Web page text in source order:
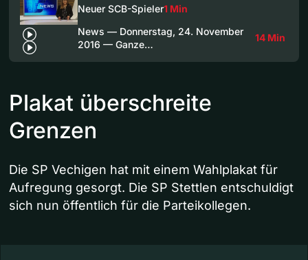
Neuer SCB-Spieler1 Min
News — Donnerstag, 24. November
2016 — Ganze…
14 Min
Plakat überschreite
Grenzen
Die SP Vechigen hat mit einem Wahlplakat für
Aufregung gesorgt. Die SP Stettlen entschuldigt
sich nun öffentlich für die Parteikollegen.